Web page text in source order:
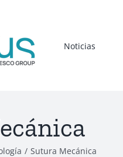
Noticias
/ Sutura Mecánica